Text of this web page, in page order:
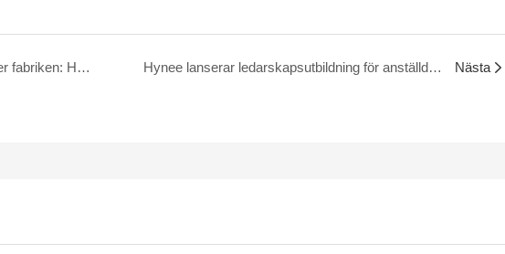
Värme i mitten av hösten fyller fabriken: Hynee förbereder traditionella fyrfärgsgåvor för att hedra varje hårt arbetare Hynee lanserar ledarskapsutbildning för anställda på chefsnivå och högre: Lärande från riktmärken, målsättning och strävan efter excellens Nästa